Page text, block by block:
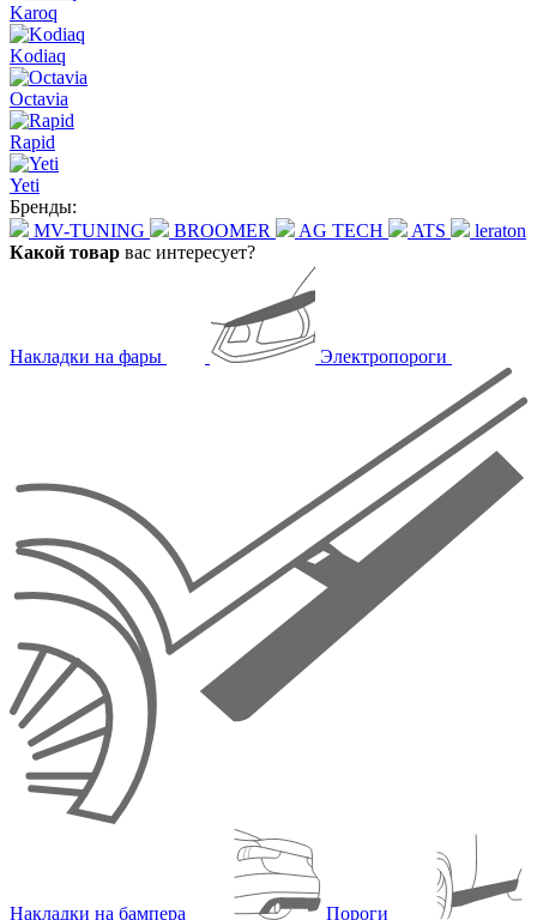
Karoq
Kodiaq
Octavia
Rapid
Yeti
Бренды:
MV-TUNING
BROOMER AG TECH ATS
leraton
Какой товар вас интересует?
Накладки на фары Электропороги
Накладки на бампера Пороги